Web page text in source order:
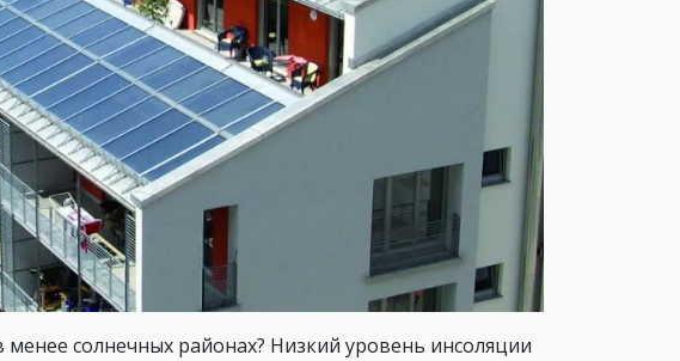
солнечных районах? Низкий уровень инсоляции